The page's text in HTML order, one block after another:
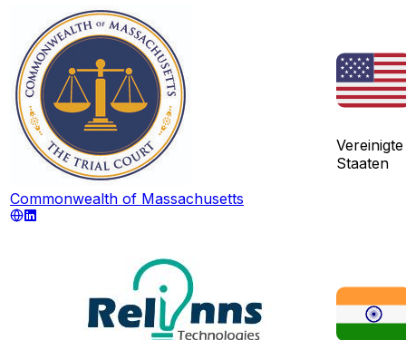
Commonwealth of Massachusetts
Vereinigte
Staaten